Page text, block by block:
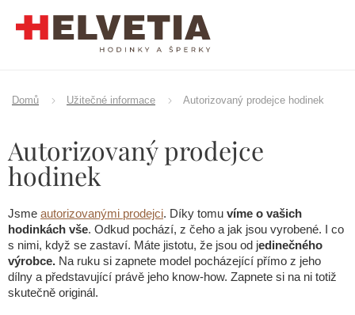
Domů Užitečné informace Autorizovaný prodejce hodinek
Autorizovaný prodejce
hodinek
Jsme autorizovanými prodejci. Díky tomu víme o vašich
hodinkách vše. Odkud pochází, z čeho a jak jsou vyrobené. I co
s nimi, když se zastaví. Máte jistotu, že jsou od jedinečného
výrobce. Na ruku si zapnete model pocházející přímo z jeho
dílny a představující právě jeho know-how. Zapnete si na ni totiž
skutečně originál.